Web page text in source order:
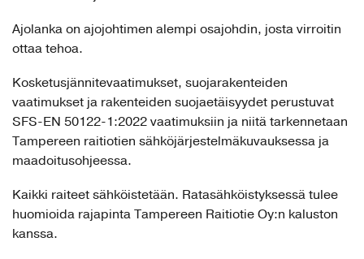
Ajolanka on ajojohtimen alempi osajohdin, josta virroitin
ottaa tehoa.
Kosketusjännitevaatimukset, suojarakenteiden
vaatimukset ja rakenteiden suojaetäisyydet perustuvat
SFS-EN 50122-1:2022 vaatimuksiin ja niitä tarkennetaan
Tampereen raitiotien sähköjärjestelmäkuvauksessa ja
maadoitusohjeessa.
Kaikki raiteet sähköistetään. Ratasähköistyksessä tulee
huomioida rajapinta Tampereen Raitiotie Oy:n kaluston
kanssa.